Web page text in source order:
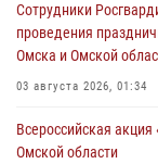
Сотрудники
проведения
Омска и Омской
03 августа 2026, 01:34
Всероссийская
Омской области